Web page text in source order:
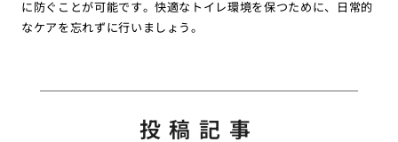
に防ぐことが可能です。快適なトイレ環境を保つために、日常的
なケアを忘れずに行いましょう。
投稿記事